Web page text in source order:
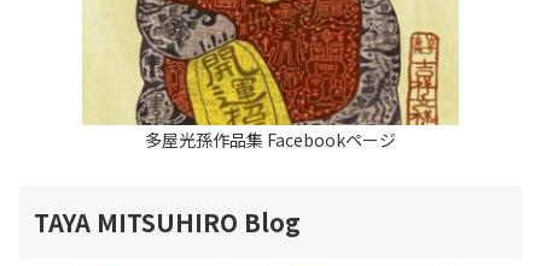
多屋光孫作品集 Facebookページ
TAYA MITSUHIRO Blog